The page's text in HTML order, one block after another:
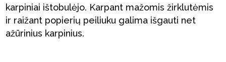
karpiniai ištobulėjo. Karpant mažomis žirklutėmis
ir raižant popierių peiliuku galima išgauti net
ažūrinius karpinius.